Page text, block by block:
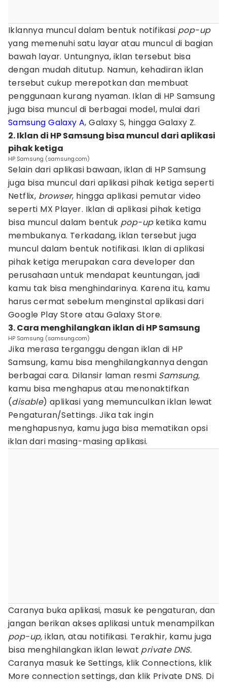
Iklannya muncul dalam bentuk notifikasi pop-up
yang memenuhi satu layar atau muncul di bagian
bawah layar. Untungnya, iklan tersebut bisa
dengan mudah ditutup. Namun, kehadiran iklan
tersebut cukup merepotkan dan membuat
penggunaan kurang nyaman. Iklan di HP Samsung
juga bisa muncul di berbagai model, mulai dari
Samsung Galaxy A, Galaxy S, hingga Galaxy Z.
2. Iklan di HP Samsung bisa muncul dari aplikasi
pihak ketiga
HP Samsung (samsung.com)
Selain dari aplikasi bawaan, iklan di HP Samsung
juga bisa muncul dari aplikasi pihak ketiga seperti
Netflix, browser, hingga aplikasi pemutar video
seperti MX Player. Iklan di aplikasi pihak ketiga
bisa muncul dalam bentuk pop-up ketika kamu
membukanya. Terkadang, iklan tersebut juga
muncul dalam bentuk notifikasi. Iklan di aplikasi
pihak ketiga merupakan cara developer dan
perusahaan untuk mendapat keuntungan, jadi
kamu tak bisa menghindarinya. Karena itu, kamu
harus cermat sebelum menginstal aplikasi dari
Google Play Store atau Galaxy Store.
3. Cara menghilangkan iklan di HP Samsung
HP Samsung (samsung.com)
Jika merasa terganggu dengan iklan di HP
Samsung, kamu bisa menghilangkannya dengan
berbagai cara. Dilansir laman resmi Samsung,
kamu bisa menghapus atau menonaktifkan
(disable) aplikasi yang memunculkan iklan lewat
Pengaturan/Settings. Jika tak ingin
menghapusnya, kamu juga bisa mematikan opsi
iklan dari masing-masing aplikasi.
Caranya buka aplikasi, masuk ke pengaturan, dan
jangan berikan akses aplikasi untuk menampilkan
pop-up,iklan, atau notifikasi. Terakhir, kamu juga
bisa menghilangkan iklan lewat private DNS.
Caranya masuk ke Settings, klik Connections, klik
More connection settings, dan klik Private DNS. Di